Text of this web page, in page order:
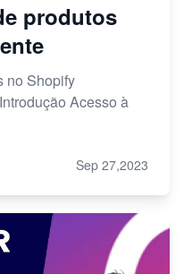
produtos
no Shopify
Acesso à
Sep 27,2023